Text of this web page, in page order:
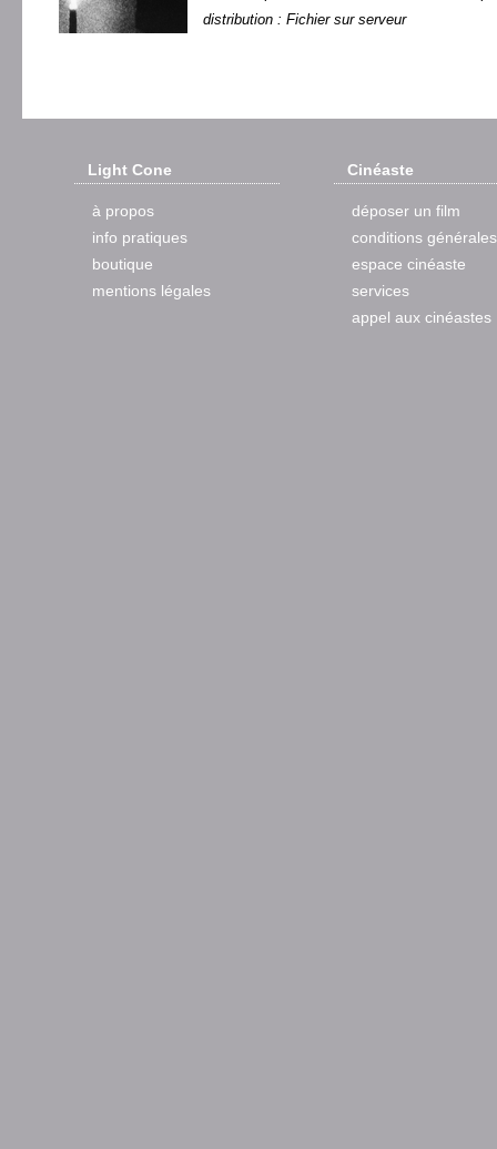
distribution : Fichier sur serveur
Light Cone
à propos
info pratiques
boutique
mentions légales
Cinéaste
déposer un film
conditions générales
espace cinéaste
services
appel aux cinéastes